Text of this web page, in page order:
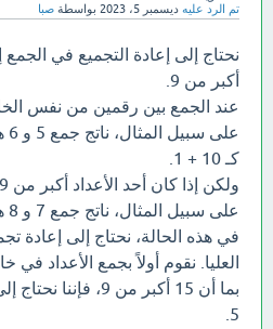
تم الرد عليه ديسمبر 5، 2023 بواسطة صبا
نحتاج إلى إعادة التجميع في الجمع
أكبر من 9.
كـ 10 + 1.
على سبيل المثال، ناتج جمع 7 و 8 هو 15.
في هذه الحالة، نحتاج إلى إعادة
العليا. نقوم أولاً بجمع الأعداد في خانة
5.